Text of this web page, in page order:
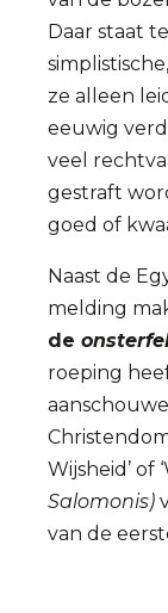
Daar staat
simplistische,
ze alleen
eeuwig
veel
gestraft
goed of
Naast de
melding
de
roeping
Wijsheid’ of
Salomonis)
van de